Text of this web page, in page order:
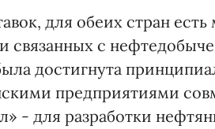
для обеих стран есть
связанных с
достигнута
предприятиями
- для разработки